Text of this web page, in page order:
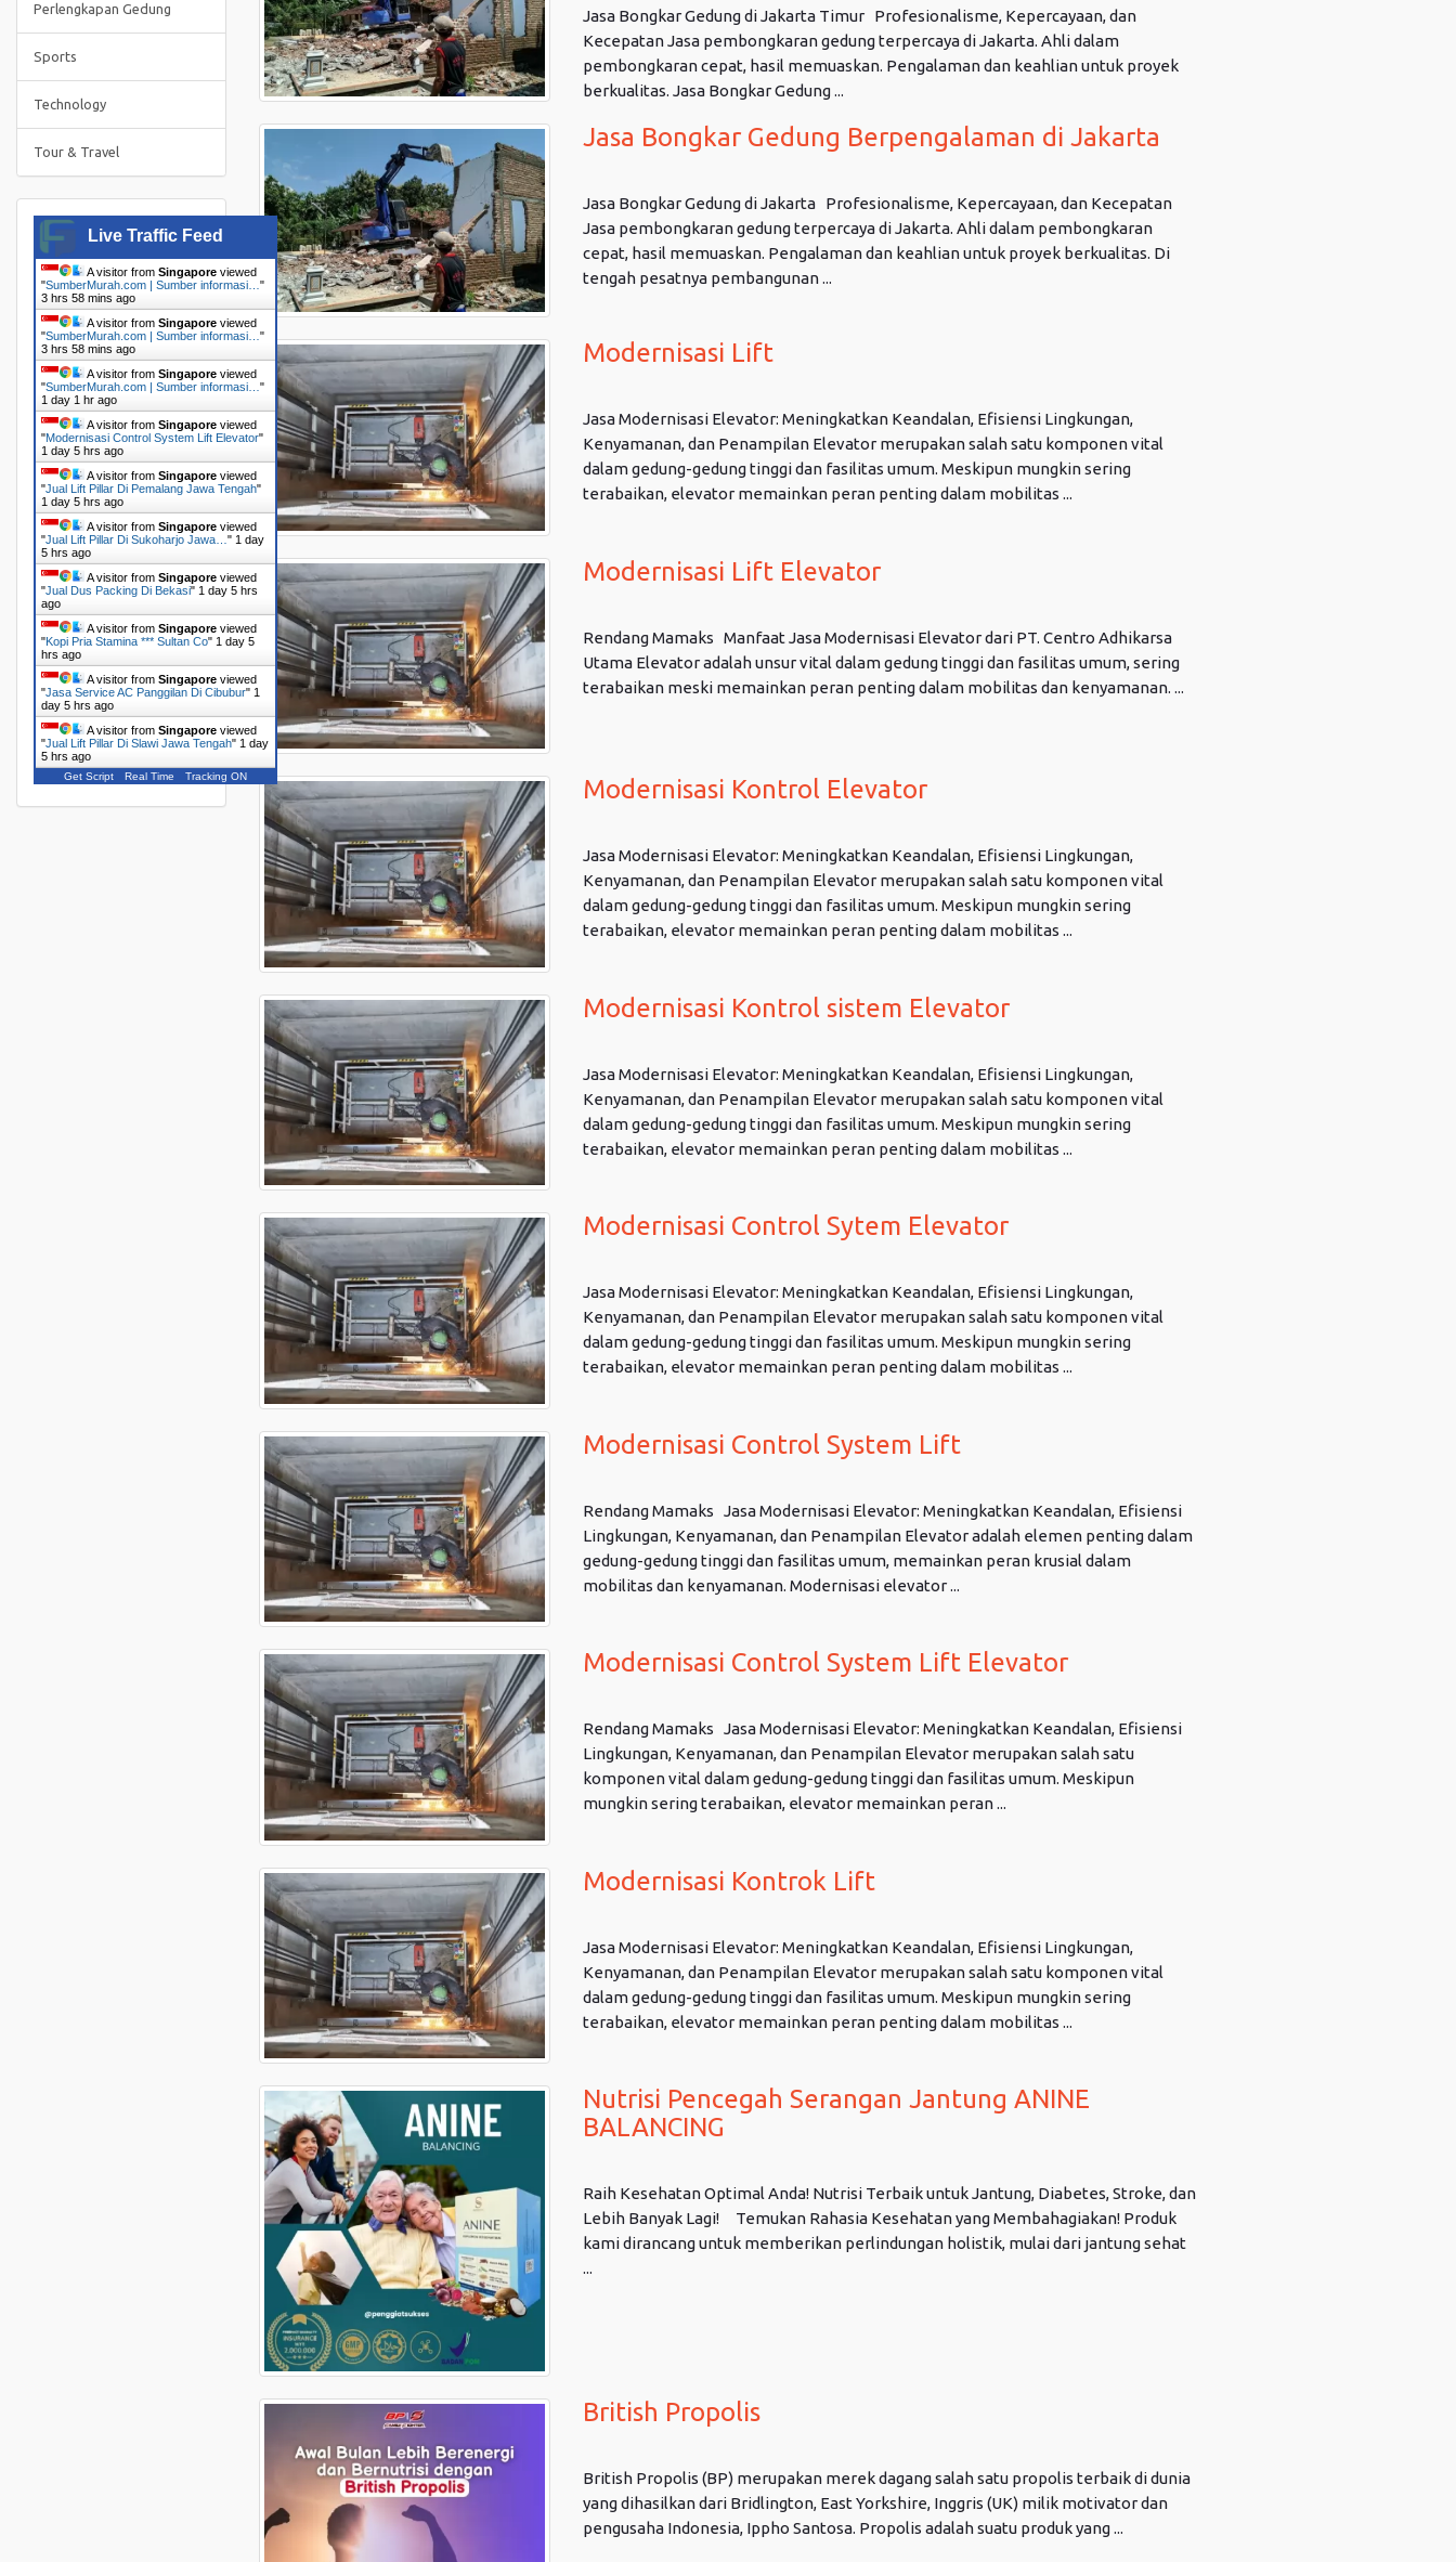
Jasa Bongkar Gedung di Jakarta Timur Profesionalisme, Kepercayaan, dan
Kecepatan Jasa pembongkaran gedung terpercaya di Jakarta. Ahli dalam
pembongkaran cepat, hasil memuaskan. Pengalaman dan keahlian untuk proyek
berkualitas. Jasa Bongkar Gedung ...
Jasa Bongkar Gedung Berpengalaman di Jakarta
Jasa Bongkar Gedung di Jakarta Profesionalisme, Kepercayaan, dan Kecepatan
Jasa pembongkaran gedung terpercaya di Jakarta. Ahli dalam pembongkaran
cepat, hasil memuaskan. Pengalaman dan keahlian untuk proyek berkualitas. Di
tengah pesatnya pembangunan ...
Modernisasi Lift
Jasa Modernisasi Elevator: Meningkatkan Keandalan, Efisiensi Lingkungan,
Kenyamanan, dan Penampilan Elevator merupakan salah satu komponen vital
dalam gedung-gedung tinggi dan fasilitas umum. Meskipun mungkin sering
terabaikan, elevator memainkan peran penting dalam mobilitas ...
Modernisasi Lift Elevator
Rendang Mamaks Manfaat Jasa Modernisasi Elevator dari PT. Centro Adhikarsa
Utama Elevator adalah unsur vital dalam gedung tinggi dan fasilitas umum, sering
terabaikan meski memainkan peran penting dalam mobilitas dan kenyamanan. ...
Modernisasi Kontrol Elevator
Jasa Modernisasi Elevator: Meningkatkan Keandalan, Efisiensi Lingkungan,
Kenyamanan, dan Penampilan Elevator merupakan salah satu komponen vital
dalam gedung-gedung tinggi dan fasilitas umum. Meskipun mungkin sering
terabaikan, elevator memainkan peran penting dalam mobilitas ...
Modernisasi Kontrol sistem Elevator
Jasa Modernisasi Elevator: Meningkatkan Keandalan, Efisiensi Lingkungan,
Kenyamanan, dan Penampilan Elevator merupakan salah satu komponen vital
dalam gedung-gedung tinggi dan fasilitas umum. Meskipun mungkin sering
terabaikan, elevator memainkan peran penting dalam mobilitas ...
Modernisasi Control Sytem Elevator
Jasa Modernisasi Elevator: Meningkatkan Keandalan, Efisiensi Lingkungan,
Kenyamanan, dan Penampilan Elevator merupakan salah satu komponen vital
dalam gedung-gedung tinggi dan fasilitas umum. Meskipun mungkin sering
terabaikan, elevator memainkan peran penting dalam mobilitas ...
Modernisasi Control System Lift
Rendang Mamaks Jasa Modernisasi Elevator: Meningkatkan Keandalan, Efisiensi
Lingkungan, Kenyamanan, dan Penampilan Elevator adalah elemen penting dalam
gedung-gedung tinggi dan fasilitas umum, memainkan peran krusial dalam
mobilitas dan kenyamanan. Modernisasi elevator ...
Modernisasi Control System Lift Elevator
Rendang Mamaks Jasa Modernisasi Elevator: Meningkatkan Keandalan, Efisiensi
Lingkungan, Kenyamanan, dan Penampilan Elevator merupakan salah satu
komponen vital dalam gedung-gedung tinggi dan fasilitas umum. Meskipun
mungkin sering terabaikan, elevator memainkan peran ...
Modernisasi Kontrok Lift
Jasa Modernisasi Elevator: Meningkatkan Keandalan, Efisiensi Lingkungan,
Kenyamanan, dan Penampilan Elevator merupakan salah satu komponen vital
dalam gedung-gedung tinggi dan fasilitas umum. Meskipun mungkin sering
terabaikan, elevator memainkan peran penting dalam mobilitas ...
Nutrisi Pencegah Serangan Jantung ANINE
BALANCING
Raih Kesehatan Optimal Anda! Nutrisi Terbaik untuk Jantung, Diabetes, Stroke, dan
Lebih Banyak Lagi! Temukan Rahasia Kesehatan yang Membahagiakan! Produk
kami dirancang untuk memberikan perlindungan holistik, mulai dari jantung sehat
...
British Propolis
British Propolis (BP) merupakan merek dagang salah satu propolis terbaik di dunia
yang dihasilkan dari Bridlington, East Yorkshire, Inggris (UK) milik motivator dan
pengusaha Indonesia, Ippho Santosa. Propolis adalah suatu produk yang ...
Perlengkapan Gedung
Sports
Technology
Tour & Travel
Live Traffic Feed
A visitor from Singapore viewed
"SumberMurah.com | Sumber informasi… "
3 hrs 58 mins ago
A visitor from Singapore viewed
"SumberMurah.com | Sumber informasi… "
3 hrs 58 mins ago
A visitor from Singapore viewed
"SumberMurah.com | Sumber informasi… "
1 day 1 hr ago
A visitor from Singapore viewed
"Modernisasi Control System Lift Elevator"
1 day 5 hrs ago
A visitor from Singapore viewed
"Jual Lift Pillar Di Pemalang Jawa Tengah"
1 day 5 hrs ago
A visitor from Singapore viewed
"Jual Lift Pillar Di Sukoharjo Jawa… " 1 day
5 hrs ago
A visitor from Singapore viewed
"Jual Dus Packing Di Bekasi" 1 day 5 hrs
ago
A visitor from Singapore viewed
"Kopi Pria Stamina *** Sultan Co" 1 day 5
hrs ago
A visitor from Singapore viewed
"Jasa Service AC Panggilan Di Cibubur" 1
day 5 hrs ago
A visitor from Singapore viewed
"Jual Lift Pillar Di Slawi Jawa Tengah" 1 day
5 hrs ago
Get Script Real Time Tracking ON